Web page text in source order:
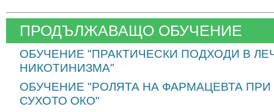
ПРОДЪЛЖАВАЩО ОБУЧЕНИЕ
ОБУЧЕНИЕ "ПРАКТИЧЕСКИ ПОДХОДИ В
НИКОТИНИЗМА"
ОБУЧЕНИЕ "РОЛЯТА НА ФАРМАЦЕВТА
СУХОТО ОКО"